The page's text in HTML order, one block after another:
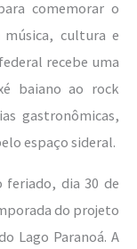
comemorar o
cultura e
recebe uma
baiano ao rock
gastronômicas,
espaço sideral.
feriado, dia 30 de
do projeto
Lago Paranoá. A